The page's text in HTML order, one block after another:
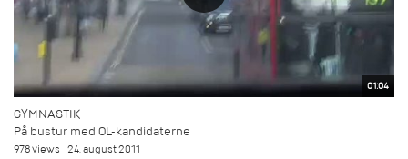
01:04
GYMNASTIK
På bustur med OL-kandidaterne
978 views 24. august 2011